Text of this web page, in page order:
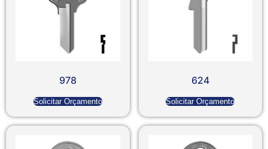
978
Solicitar Orçamento
624
Solicitar Orçamento